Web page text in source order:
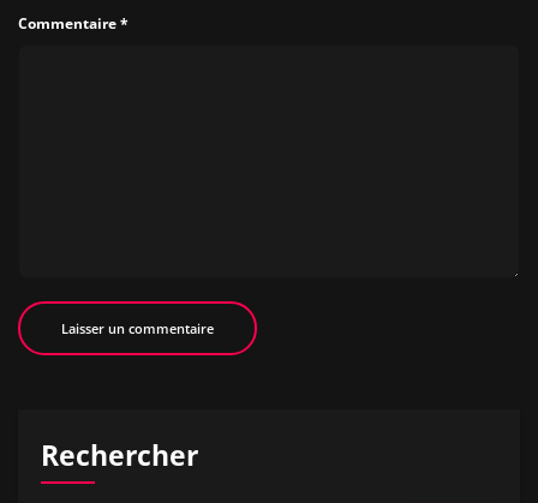
Commentaire*
Rechercher